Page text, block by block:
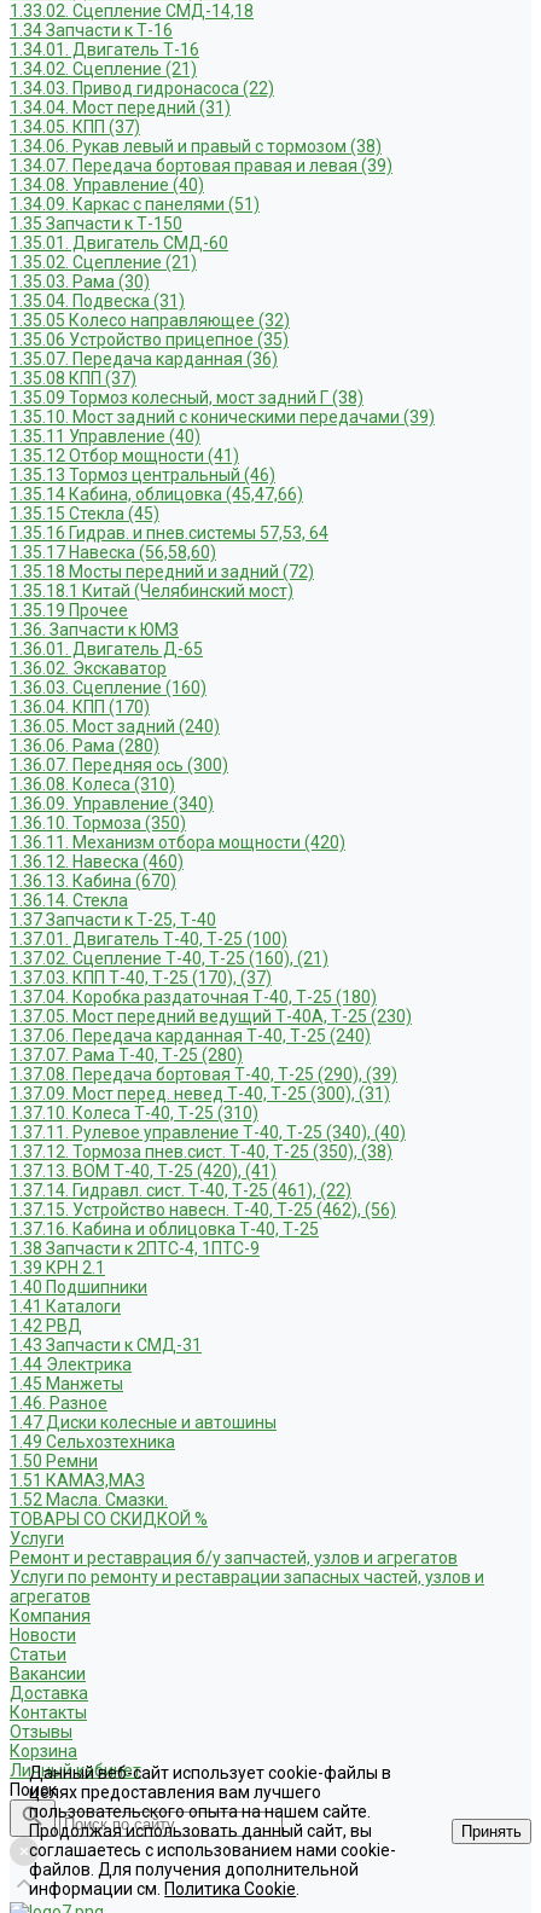
1.33.02. Сцепление СМД-14,18
1.34 Запчасти к Т-16
1.34.01. Двигатель Т-16
1.34.02. Сцепление (21)
1.34.03. Привод гидронасоса (22)
1.34.04. Мост передний (31)
1.34.05. КПП (37)
1.34.06. Рукав левый и правый с тормозом (38)
1.34.07. Передача бортовая правая и левая (39)
1.34.08. Управление (40)
1.34.09. Каркас с панелями (51)
1.35 Запчасти к Т-150
1.35.01. Двигатель СМД-60
1.35.02. Сцепление (21)
1.35.03. Рама (30)
1.35.04. Подвеска (31)
1.35.05 Колесо направляющее (32)
1.35.06 Устройство прицепное (35)
1.35.07. Передача карданная (36)
1.35.08 КПП (37)
1.35.09 Тормоз колесный, мост задний Г (38)
1.35.10. Мост задний с коническими передачами (39)
1.35.11 Управление (40)
1.35.12 Отбор мощности (41)
1.35.13 Тормоз центральный (46)
1.35.14 Кабина, облицовка (45,47,66)
1.35.15 Стекла (45)
1.35.16 Гидрав. и пнев.системы 57,53, 64
1.35.17 Навеска (56,58,60)
1.35.18 Мосты передний и задний (72)
1.35.18.1 Китай (Челябинский мост)
1.35.19 Прочее
1.36. Запчасти к ЮМЗ
1.36.01. Двигатель Д-65
1.36.02. Экскаватор
1.36.03. Сцепление (160)
1.36.04. КПП (170)
1.36.05. Мост задний (240)
1.36.06. Рама (280)
1.36.07. Передняя ось (300)
1.36.08. Колеса (310)
1.36.09. Управление (340)
1.36.10. Тормоза (350)
1.36.11. Механизм отбора мощности (420)
1.36.12. Навеска (460)
1.36.13. Кабина (670)
1.36.14. Стекла
1.37 Запчасти к Т-25, Т-40
1.37.01. Двигатель Т-40, Т-25 (100)
1.37.02. Сцепление Т-40, Т-25 (160), (21)
1.37.03. КПП Т-40, Т-25 (170), (37)
1.37.04. Коробка раздаточная Т-40, Т-25 (180)
1.37.05. Мост передний ведущий Т-40А, Т-25 (230)
1.37.06. Передача карданная Т-40, Т-25 (240)
1.37.07. Рама Т-40, Т-25 (280)
1.37.08. Передача бортовая Т-40, Т-25 (290), (39)
1.37.09. Мост перед. невед Т-40, Т-25 (300), (31)
1.37.10. Колеса Т-40, Т-25 (310)
1.37.11. Рулевое управление Т-40, Т-25 (340), (40)
1.37.12. Тормоза пнев.сист. Т-40, Т-25 (350), (38)
1.37.13. ВОМ Т-40, Т-25 (420), (41)
1.37.14. Гидравл. сист. Т-40, Т-25 (461), (22)
1.37.15. Устройство навесн. Т-40, Т-25 (462), (56)
1.37.16. Кабина и облицовка Т-40, Т-25
1.38 Запчасти к 2ПТС-4, 1ПТС-9
1.39 КРН 2.1
1.40 Подшипники
1.41 Каталоги
1.42 РВД
1.43 Запчасти к СМД-31
1.44 Электрика
1.45 Манжеты
1.46. Разное
1.47 Диски колесные и автошины
1.49 Сельхозтехника
1.50 Ремни
1.51 КАМАЗ,МАЗ
1.52 Масла. Смазки.
ТОВАРЫ СО СКИДКОЙ %
Услуги
Ремонт и реставрация б/у запчастей, узлов и агрегатов
Услуги по ремонту и реставрации запасных частей, узлов и
агрегатов
Компания
Новости
Статьи
Вакансии
Доставка
Контакты
Отзывы
Корзина
Личный кабинет
Поиск
Данный веб-сайт использует cookie-файлы в
целях предоставления вам лучшего
пользовательского опыта на нашем сайте.
Продолжая использовать данный сайт, вы
соглашаетесь с использованием нами cookie-
файлов. Для получения дополнительной
информации см. Политика Cookie
Принять